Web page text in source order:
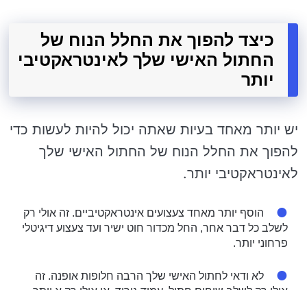
כיצד להפוך את החלל הנוח של
החתול האישי שלך לאינטראקטיבי
יותר
יש יותר מאחד בעיות שאתה יכול להיות לעשות כדי
להפוך את החלל הנוח של החתול האישי שלך
לאינטראקטיבי יותר.
הוסף יותר מאחד צעצועים אינטראקטיביים. זה אולי רק
לשלב כל דבר אחר, החל מכדור חוט ישיר ועד צעצוע דיגיטלי
פרחוני יותר.
לא ודאי לחתול האישי שלך הרבה חלופות אופנה. זה